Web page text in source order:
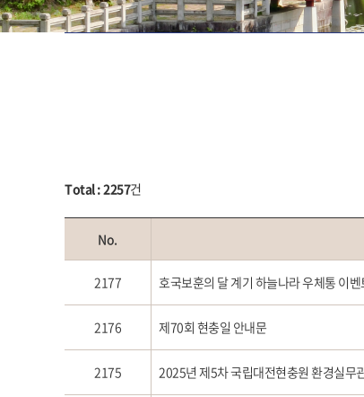
Total : 2257건
No.
2177 호국보훈의 달 계기 하늘나라 우체통 이벤
2176 제70회 현충일 안내문
2175 2025년 제5차 국립대전현충원 환경실무